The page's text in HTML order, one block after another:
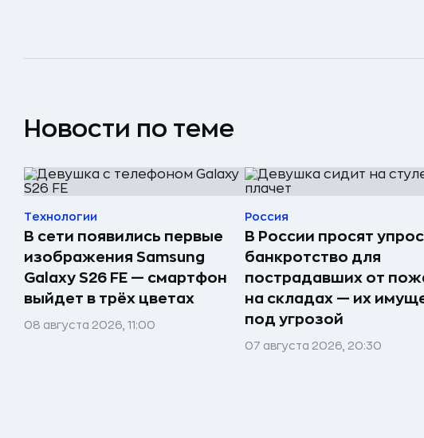
Новости по теме
Технологии
В сети появились первые
изображения Samsung
Galaxy S26 FE — смартфон
выйдет в трёх цветах
08 августа 2026, 11:00
Россия
В России просят
банкротство для
пострадавших от
на складах — их
под угрозой
07 августа 2026, 20:30